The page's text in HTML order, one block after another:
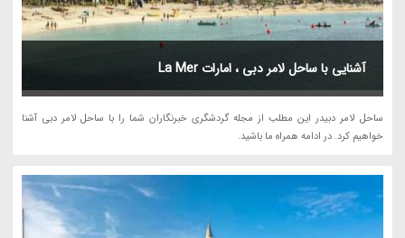
آشنایی با ساحل لامر دبی ، امارات La Mer
ساحل لامر دبیدر این مطلب از مجله گردشگری خبرنگاران شما را با ساحل لامر دبی آشنا
خواهیم کرد. در ادامه همراه ما باشید.